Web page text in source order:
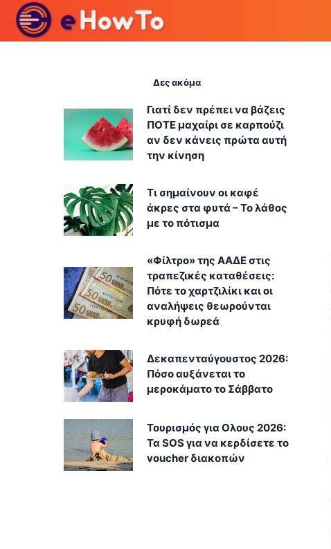
Δες ακόμα
Γιατί δεν πρέπει να βάζεις
ΠΟΤΕ μαχαίρι σε καρπούζι
αν δεν κάνεις πρώτα αυτή
την κίνηση
Τι σημαίνουν οι καφέ
άκρες στα φυτά – Το λάθος
με το πότισμα
«Φίλτρο» της ΑΑΔΕ στις
τραπεζικές καταθέσεις:
Πότε το χαρτζιλίκι και οι
αναλήψεις θεωρούνται
κρυφή δωρεά
Δεκαπενταύγουστος 2026:
Πόσο αυξάνεται το
μεροκάματο το Σάββατο
Τουρισμός για Ολους 2026:
Τα SOS για να κερδίσετε το
voucher διακοπών